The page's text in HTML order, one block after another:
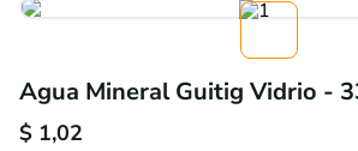
Agua Mineral Guitig Vidrio -
$ 1,02